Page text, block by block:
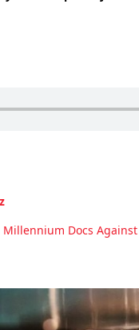
Millennium Docs